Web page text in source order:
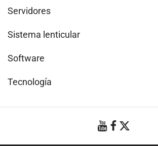
Servidores
Sistema lenticular
Software
Tecnología